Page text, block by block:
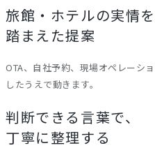
旅館・ホテルの実情を
踏まえた提案
OTA、自社予約、現場オペレーシ
したうえで動きます。
判断できる言葉で、
丁寧に整理する